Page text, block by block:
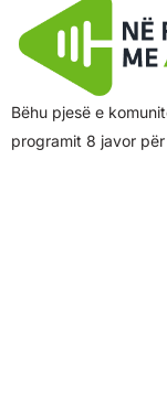
Bëhu pjesë e
programit 8 javor